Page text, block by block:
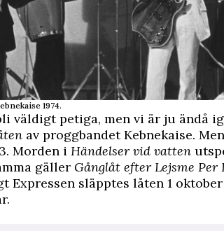
1974.
väldigt petiga, men vi är ju ändå
av proggbandet Kebnekaise. Men
Morden i Händelser vid vatten
gäller Gånglåt efter Lejsme Per
Expressen släpptes låten 1